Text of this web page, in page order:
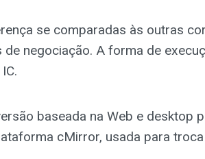
se comparadas às outras
negociação. A forma de
baseada na Web e desktop
cMirror, usada para